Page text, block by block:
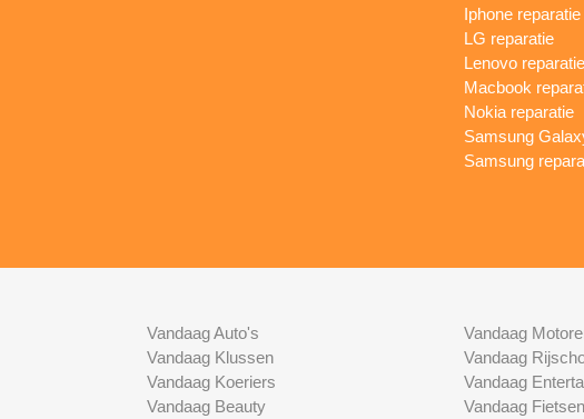
Iphone reparatie
LG reparatie
Lenovo reparatie
Macbook
Nokia reparatie
Samsung
Samsung
Vandaag Auto's
Vandaag Klussen
Vandaag Koeriers
Vandaag Beauty
Vandaag
Vandaag
Vandaag
Vandaag Fietsen